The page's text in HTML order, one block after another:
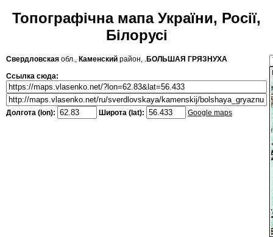
Топографічна мапа України, Росії,
Білорусі
Свердловская обл., Каменский район, .БОЛЬШАЯ ГРЯЗНУХА
Ссылка сюда:
Долгота (lon): Широта (lat): Google maps